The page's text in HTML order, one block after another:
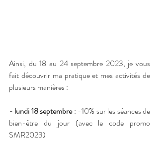
Ainsi, du 18 au 24 septembre 2023, je vous
fait découvrir ma pratique et mes activités de
plusieurs manières :
- lundi 18 septembre : -10% sur les séances de
bien-être du jour (avec le code promo
SMR2023)